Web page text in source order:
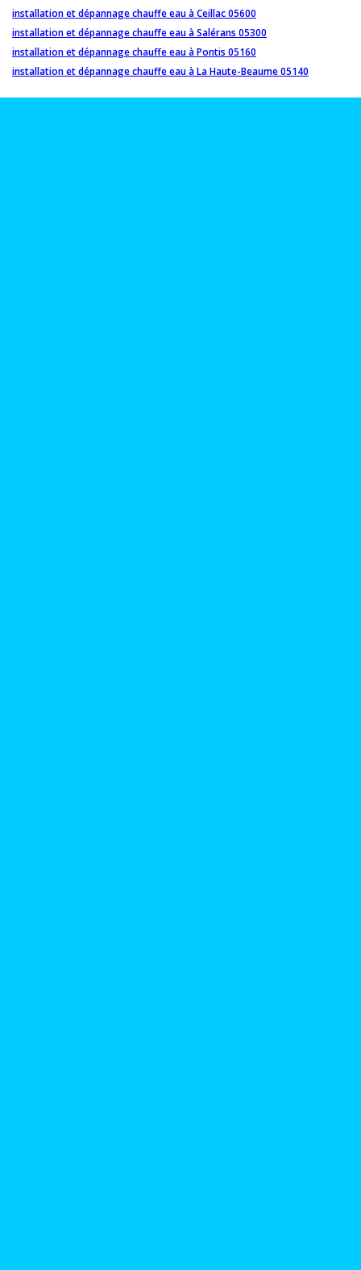
installation et dépannage chauffe eau à Ceillac 05600
installation et dépannage chauffe eau à Salérans 05300
installation et dépannage chauffe eau à Pontis 05160
installation et dépannage chauffe eau à La Haute-Beaume 05140